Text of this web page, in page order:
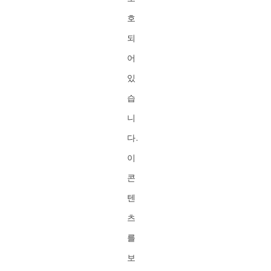
호
되
어
있
습
니
다.
이
콘
텐
츠
를
보